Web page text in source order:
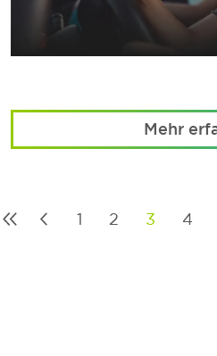
Mehr
1 2 3 4